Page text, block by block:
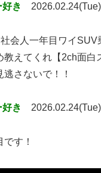
き 2026.02.24(Tue)
社会人一年目ワイ
教えてくれ【2ch面白
さないで！！
き 2026.02.24(Tue)
す！